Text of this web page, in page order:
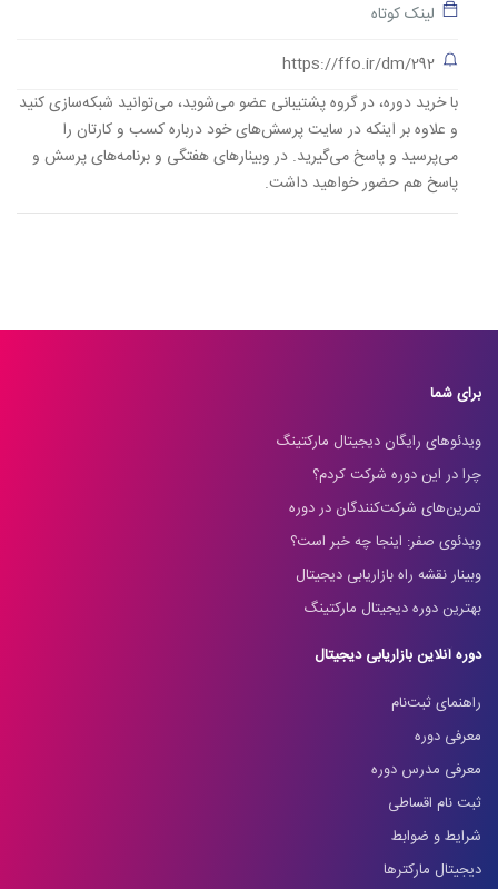
لینک کوتاه
https://ffo.ir/dm/292
با خرید دوره، در گروه پشتیبانی عضو می‌شوید، می‌توانید شبکه‌سازی کنید
و علاوه بر اینکه در سایت پرسش‌های خود درباره کسب و کارتان را
می‌پرسید و پاسخ می‌گیرید. در وبینارهای هفتگی و برنامه‌های پرسش و
پاسخ هم حضور خواهید داشت.
برای شما
ویدئوهای رایگان دیجیتال مارکتینگ
چرا در این دوره شرکت کردم؟
تمرین‌های شرکت‌کنندگان در دوره
ویدئوی صفر: اینجا چه خبر است؟
وبینار نقشه راه بازاریابی دیجیتال
بهترین دوره دیجیتال مارکتینگ
دوره آنلاین بازاریابی دیجیتال
راهنمای ثبت‌نام
معرفی دوره
معرفی مدرس دوره
ثبت نام اقساطی
شرایط و ضوابط
دیجیتال مارکترها